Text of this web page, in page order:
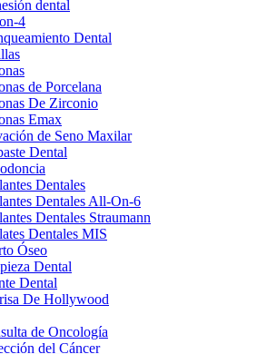
dental
4
Dental
de Porcelana
De Zirconio
Emax
de Seno Maxilar
Dental
Dentales
Dentales All-On-6
Dentales Straumann
Dentales MIS
Óseo
Dental
Dental
De Hollywood
de Oncología
del Cáncer